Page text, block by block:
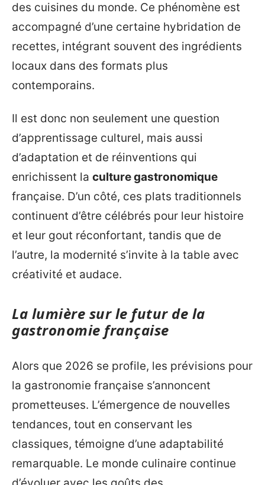
des cuisines du monde. Ce phénomène est
accompagné d’une certaine hybridation de
recettes, intégrant souvent des ingrédients
locaux dans des formats plus
contemporains.
Il est donc non seulement une question
d’apprentissage culturel, mais aussi
d’adaptation et de réinventions qui
enrichissent la culture gastronomique
française. D’un côté, ces plats traditionnels
continuent d’être célébrés pour leur histoire
et leur gout réconfortant, tandis que de
l’autre, la modernité s’invite à la table avec
créativité et audace.
La lumière sur le futur de la
gastronomie française
Alors que 2026 se profile, les prévisions pour
la gastronomie française s’annoncent
prometteuses. L’émergence de nouvelles
tendances, tout en conservant les
classiques, témoigne d’une adaptabilité
remarquable. Le monde culinaire continue